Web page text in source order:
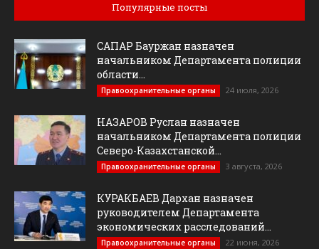
Популярные посты
САПАР Бауржан назначен
начальником Департамента полиции
области...
Правоохранительные органы 24 июля, 2026
НАЗАРОВ Руслан назначен
начальником Департамента полиции
Северо-Казахстанской...
Правоохранительные органы 3 августа, 2026
КУРАКБАЕВ Дархан назначен
руководителем Департамента
экономических расследований...
Правоохранительные органы 22 июня, 2026